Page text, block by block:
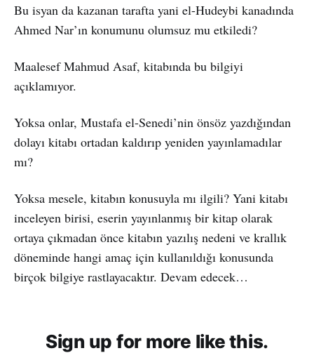
Bu isyan da kazanan tarafta yani el-Hudeybi kanadında
Ahmed Nar’ın konumunu olumsuz mu etkiledi?
Maalesef Mahmud Asaf, kitabında bu bilgiyi
açıklamıyor.
Yoksa onlar, Mustafa el-Senedi’nin önsöz yazdığından
dolayı kitabı ortadan kaldırıp yeniden yayınlamadılar
mı?
Yoksa mesele, kitabın konusuyla mı ilgili? Yani kitabı
inceleyen birisi, eserin yayınlanmış bir kitap olarak
ortaya çıkmadan önce kitabın yazılış nedeni ve krallık
döneminde hangi amaç için kullanıldığı konusunda
birçok bilgiye rastlayacaktır. Devam edecek…
Sign up for more like this.